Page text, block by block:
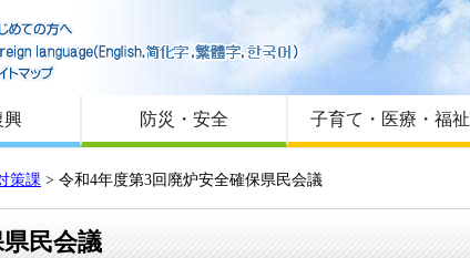
はじめての方へ
Foreign language
サイトマップ
興 防災・安全 子育て・医療・福祉
策課 > 令和4年度第3回廃炉安全確保県民会議
民会議